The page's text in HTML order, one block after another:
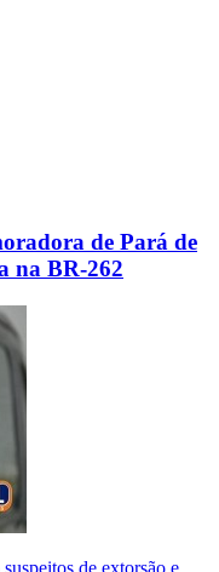
de Pará de
na BR-262
de extorsão e